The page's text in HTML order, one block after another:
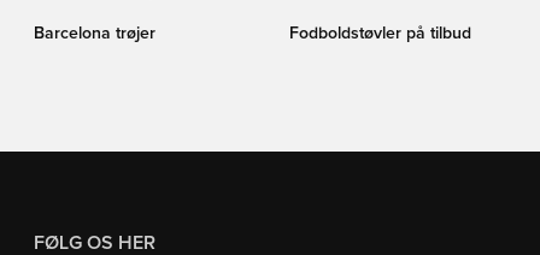
Barcelona trøjer Fodboldstøvler på tilbud
FØLG OS HER